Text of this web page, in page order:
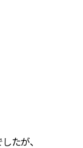
たが、